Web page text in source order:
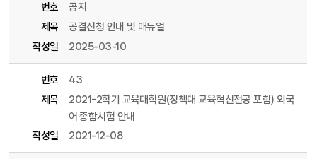
번호
공지
제목
공결신청 안내 및 매뉴얼
작성일
2025-03-10
번호
43
제목
2021-2학기 교육대학원(정책대 교육혁신전공 포함) 외국
어·종함시험 안내
작성일
2021-12-08